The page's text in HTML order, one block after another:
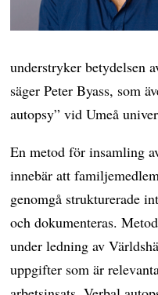
understryker betydelsen
säger Peter Byass, som
autopsy” vid Umeå
En metod för insamling
innebär att
genomgå strukturerade
och dokumenteras.
under ledning av
uppgifter som är